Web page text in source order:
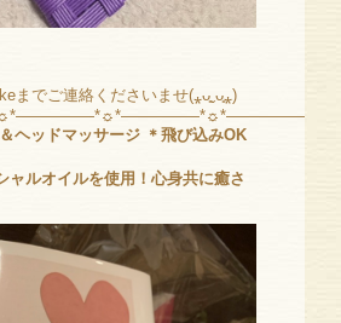
までご連絡くださいませ(⁎ᴗ͈ˬᴗ͈⁎)
ヘッドマッサージ ＊飛び込みOK
ャルオイルを使用！心身共に癒さ